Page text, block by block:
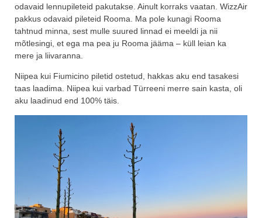
odavaid lennupileteid pakutakse. Ainult korraks vaatan. WizzAir
pakkus odavaid pileteid Rooma. Ma pole kunagi Rooma
tahtnud minna, sest mulle suured linnad ei meeldi ja nii
mõtlesingi, et ega ma pea ju Rooma jääma – küll leian ka
mere ja liivaranna.
Niipea kui Fiumicino piletid ostetud, hakkas aku end tasakesi
taas laadima. Niipea kui varbad Türreeni merre sain kasta, oli
aku laadinud end 100% täis.